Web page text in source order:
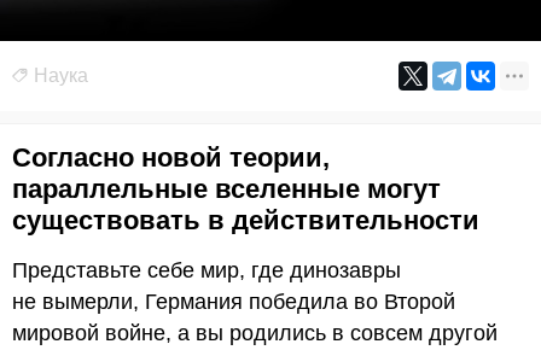
Наука
Согласно новой теории,
параллельные вселенные могут
существовать в действительности
Представьте себе мир, где динозавры
не вымерли, Германия победила во Второй
мировой войне, а вы родились в совсем другой